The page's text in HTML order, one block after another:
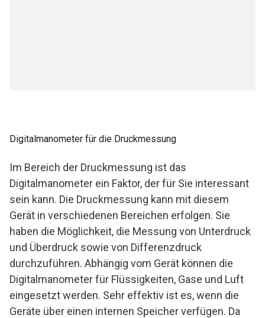
Digitalmanometer für die Druckmessung
Im Bereich der Druckmessung ist das
Digitalmanometer ein Faktor, der für Sie interessant
sein kann. Die Druckmessung kann mit diesem
Gerät in verschiedenen Bereichen erfolgen. Sie
haben die Möglichkeit, die Messung von Unterdruck
und Überdruck sowie von Differenzdruck
durchzuführen. Abhängig vom Gerät können die
Digitalmanometer für Flüssigkeiten, Gase und Luft
eingesetzt werden. Sehr effektiv ist es, wenn die
Geräte über einen internen Speicher verfügen. Da